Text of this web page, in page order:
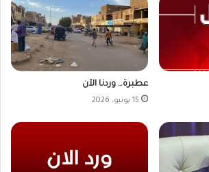
عطبرة… وردنا الآن
15 يونيو، 2026